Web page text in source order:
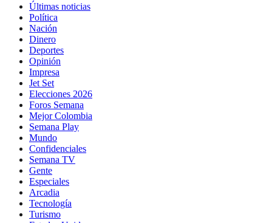
Últimas noticias
Política
Nación
Dinero
Deportes
Opinión
Impresa
Jet Set
Elecciones 2026
Foros Semana
Mejor Colombia
Semana Play
Mundo
Confidenciales
Semana TV
Gente
Especiales
Arcadia
Tecnología
Turismo